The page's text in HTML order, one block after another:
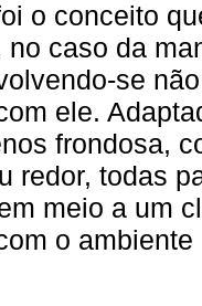
o conceito
no caso da
se
ele.
frondosa,
redor, todas
meio a um
o